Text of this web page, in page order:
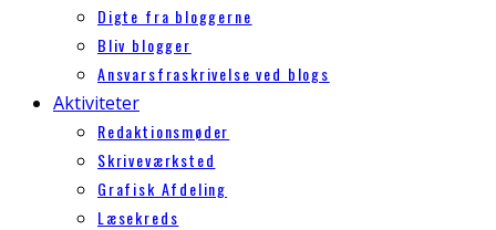
Digte fra bloggerne
Bliv blogger
Ansvarsfraskrivelse ved blogs
Aktiviteter
Redaktionsmøder
Skriveværksted
Grafisk Afdeling
Læsekreds